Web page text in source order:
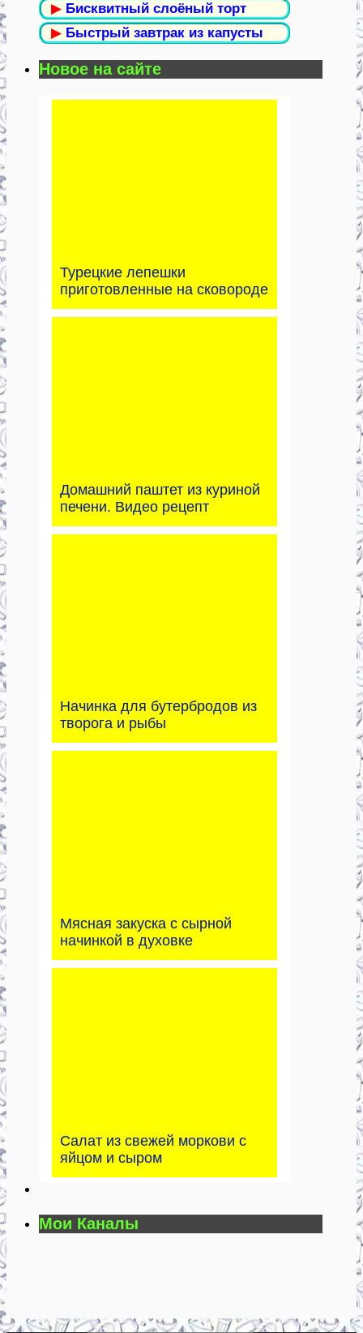
▶ Бисквитный слоёный торт
▶ Быстрый завтрак из капусты
Новое на сайте
Турецкие лепешки
приготовленные на сковороде
Домашний паштет из куриной
печени. Видео рецепт
Начинка для бутербродов из
творога и рыбы
Мясная закуска с сырной
начинкой в духовке
Салат из свежей моркови с
яйцом и сыром
Мои Каналы